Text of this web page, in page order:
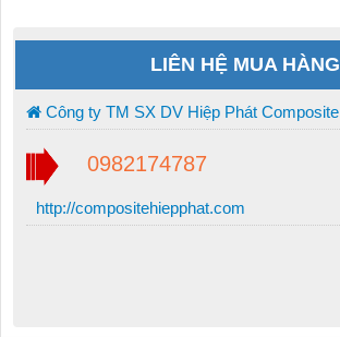
LIÊN HỆ MUA HÀNG
Công ty TM SX DV Hiệp Phát Composite
0982174787
http://compositehiepphat.com